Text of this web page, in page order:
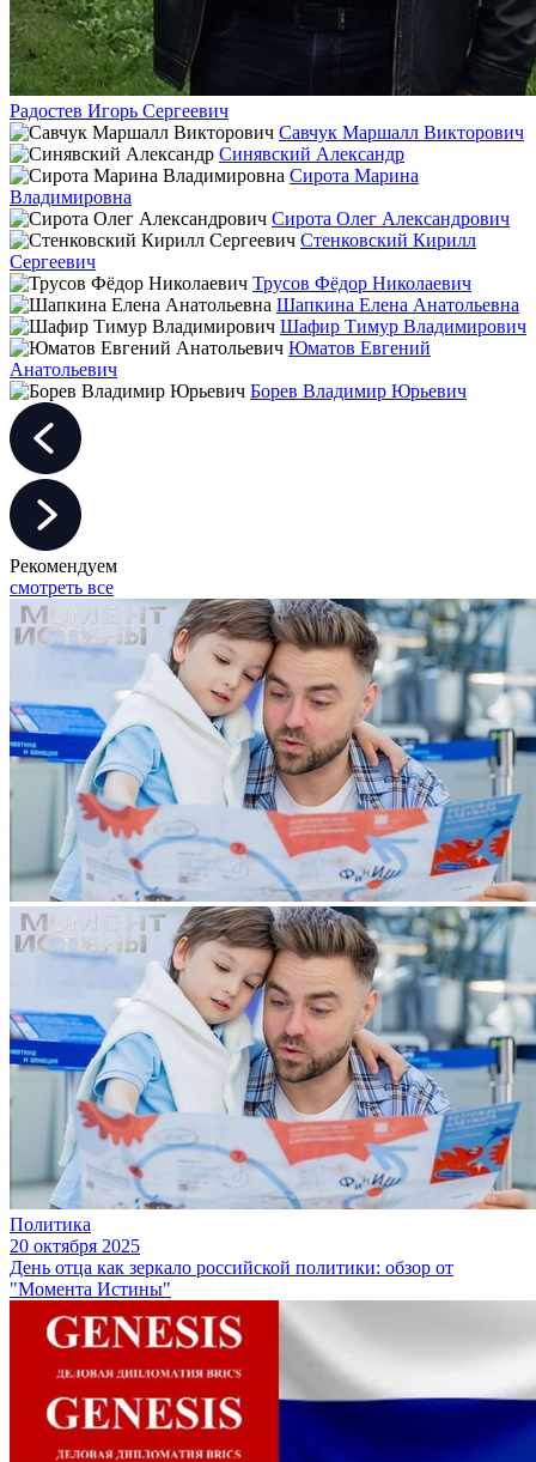
Радостев Игорь Сергеевич
Савчук Маршалл Викторович
Синявский Александр
Сирота Марина
Владимировна
Сирота Олег Александрович
Стенковский Кирилл
Сергеевич
Трусов Фёдор Николаевич
Шапкина Елена Анатольевна
Шафир Тимур Владимирович
Юматов Евгений
Анатольевич
Борев Владимир Юрьевич
Рекомендуем
смотреть все
Политика
20 октября 2025
День отца как зеркало российской политики: обзор от
"Момента Истины"